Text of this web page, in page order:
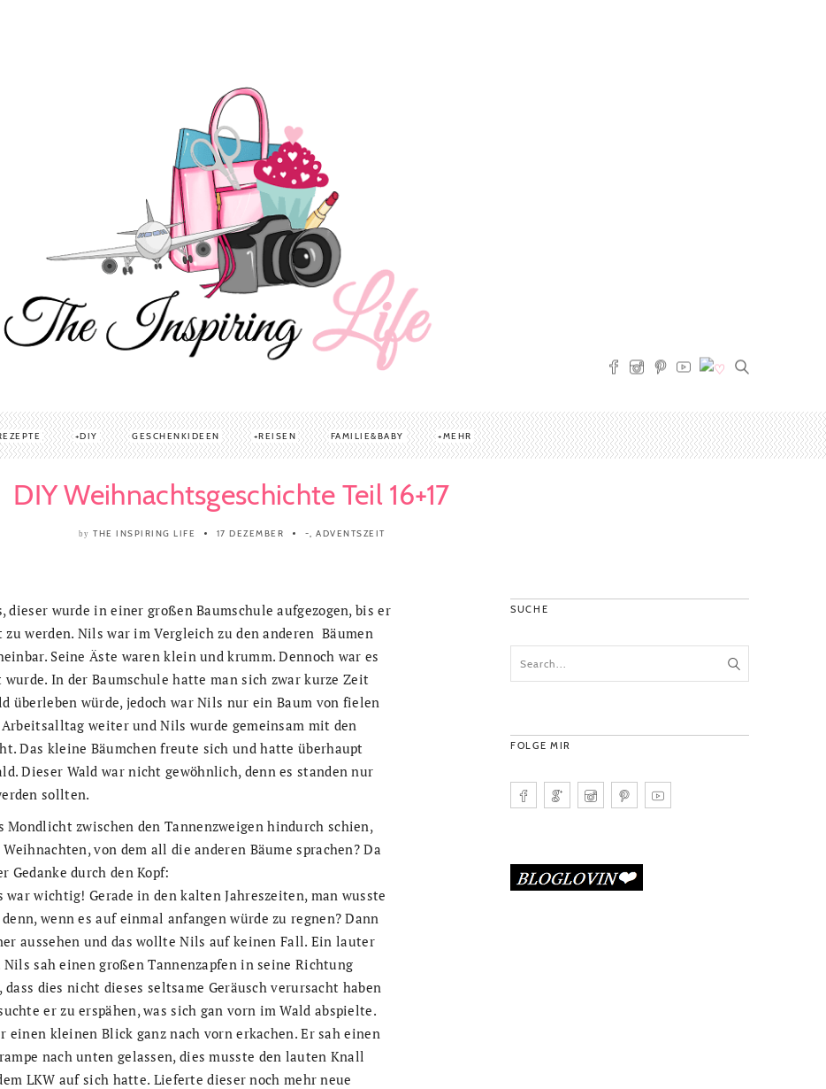
DIY GESCHENKIDEEN REISEN FAMILIE&BABY MEHR
DIY Weihnachtsgeschichte Teil 16+17
by THE INSPIRING LIFE 17 DEZEMBER -, ADVENTSZEIT
wurde in einer großen Baumschule aufgezogen, bis er
werden. Nils war im Vergleich zu den anderen Bäumen
Seine Äste waren klein und krumm. Dennoch war es
In der Baumschule hatte man sich zwar kurze Zeit
überleben würde, jedoch war Nils nur ein Baum von fielen
weiter und Nils wurde gemeinsam mit den
Das kleine Bäumchen freute sich und hatte überhaupt
Dieser Wald war nicht gewöhnlich, denn es standen nur
sollten.
Mondlicht zwischen den Tannenzweigen hindurch schien,
von dem all die anderen Bäume sprachen? Da
durch den Kopf:
wichtig! Gerade in den kalten Jahreszeiten, man wusste
wenn es auf einmal anfangen würde zu regnen? Dann
aussehen und das wollte Nils auf keinen Fall. Ein lauter
sah einen großen Tannenzapfen in seine Richtung
dies nicht dieses seltsame Geräusch verursacht haben
er zu erspähen, was sich gan vorn im Wald abspielte.
einen kleinen Blick ganz nach vorn erkachen. Er sah einen
nach unten gelassen, dies musste den lauten Knall
LKW auf sich hatte. Lieferte dieser noch mehr neue
SUCHE
FOLGE MIR